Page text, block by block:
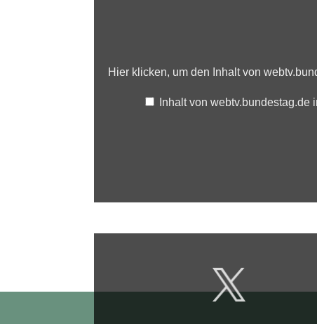
Hier klicken, um den Inhalt von
Inhalt von webtv.bundestag.de